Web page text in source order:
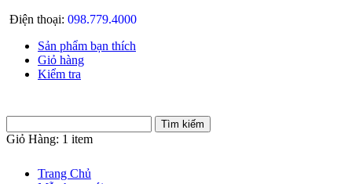
Điện thoại: 098.779.4000
Sản phẩm bạn thích
Giỏ hàng
Kiểm tra
Giỏ Hàng: 1 item
Trang Chủ